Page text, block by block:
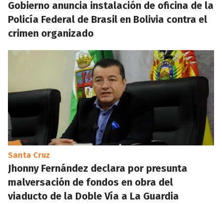
Gobierno anuncia instalación de oficina de la
Policía Federal de Brasil en Bolivia contra el
crimen organizado
Santa Cruz
Jhonny Fernández declara por presunta
malversación de fondos en obra del
viaducto de la Doble Vía a La Guardia